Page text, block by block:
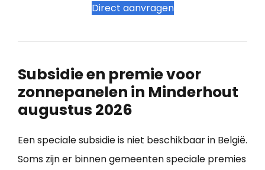
Direct aanvragen
Subsidie en premie voor
zonnepanelen in Minderhout
augustus 2026
Een speciale subsidie is niet beschikbaar in België.
Soms zijn er binnen gemeenten speciale premies